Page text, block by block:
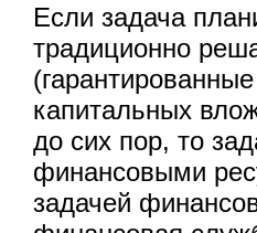
Если задача
традиционно
капитальных
до сих пор, то
финансовыми
задачей